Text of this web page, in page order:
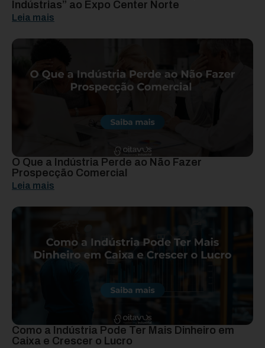
Indústrias” ao Expo Center Norte
Leia mais
O Que a Indústria Perde ao Não Fazer
Prospecção Comercial
Leia mais
Como a Indústria Pode Ter Mais Dinheiro em
Caixa e Crescer o Lucro